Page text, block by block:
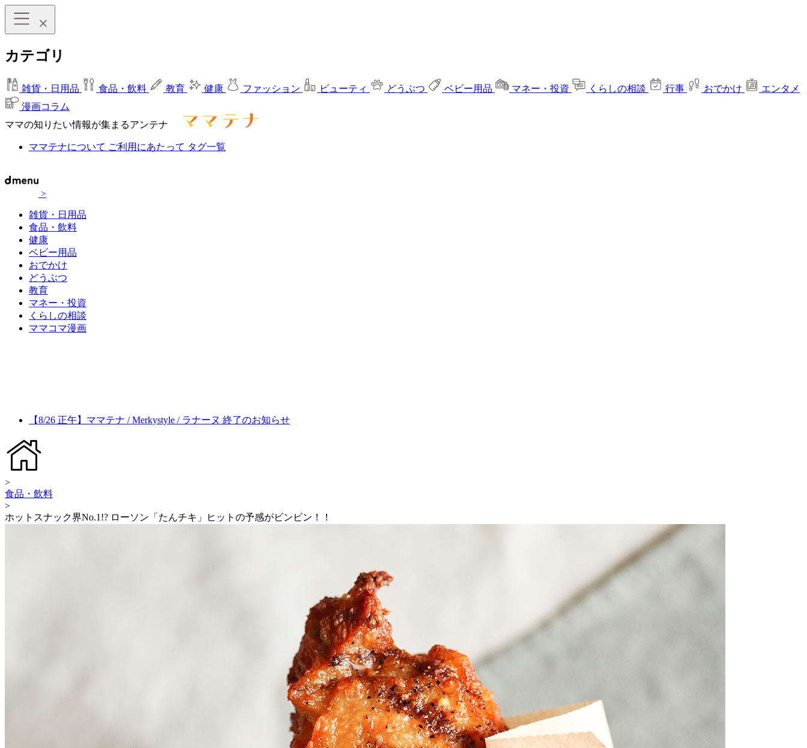
カテゴリ
雑貨・日用品 食品・飲料 教育 健康 ファッション ビューティ どうぶつ ベビー用品 マネー・投資 くらしの相談 行事 おでかけ
エンタメ
漫画コラム
ママの知りたい情報が集まるアンテナ
ママテナについて ご利用にあたって タグ一覧
>
雑貨・日用品
食品・飲料
健康
ベビー用品
おでかけ
どうぶつ
教育
マネー・投資
くらしの相談
ママコマ漫画
【8/26 正午】ママテナ / Merkystyle / ラナーヌ 終了のお知らせ
>
食品・飲料
>
ホットスナック界No.1!? ローソン「たんチキ」ヒットの予感がビンビン！！